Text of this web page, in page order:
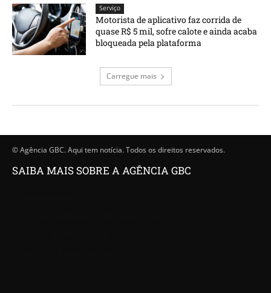
Serviço
Motorista de aplicativo faz corrida de
quase R$ 5 mil, sofre calote e ainda acaba
bloqueada pela plataforma
Carregue mais
© Agência GBC. Aqui tem notícia. Todos os direitos reservados.
SAIBA MAIS SOBRE A AGÊNCIA GBC